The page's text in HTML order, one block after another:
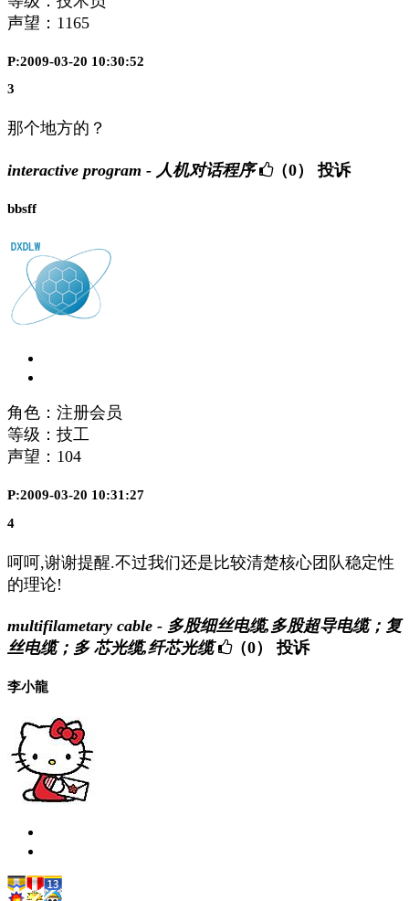
声望： 1165
P:2009-03-20 10:30:52
3
那个地方的？
interactive program - 人机对话程序 （0） 投诉
bbsff
角色：注册会员
等级：技工
声望： 104
P:2009-03-20 10:31:27
4
呵呵,谢谢提醒.不过我们还是比较清楚核心团队稳定性
的理论!
multifilametary cable - 多股细丝电缆,多股超导电缆；复
丝电缆；多 芯光缆,纤芯光缆
（0） 投诉
李小龍